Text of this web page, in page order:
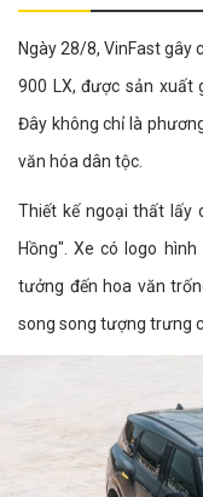
Ngày 28/8, VinFast gây
900 LX, được sản xuất
Đây không chỉ là
văn hóa dân tộc.
Thiết kế ngoại thất lấy
Hồng". Xe có logo
tưởng đến hoa văn
song song tượng trưng